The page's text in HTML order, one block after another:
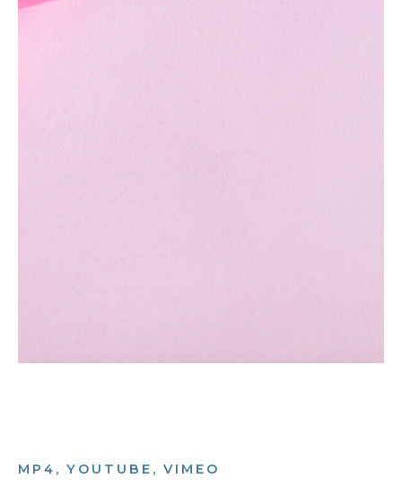
MP4, YOUTUBE, VIMEO